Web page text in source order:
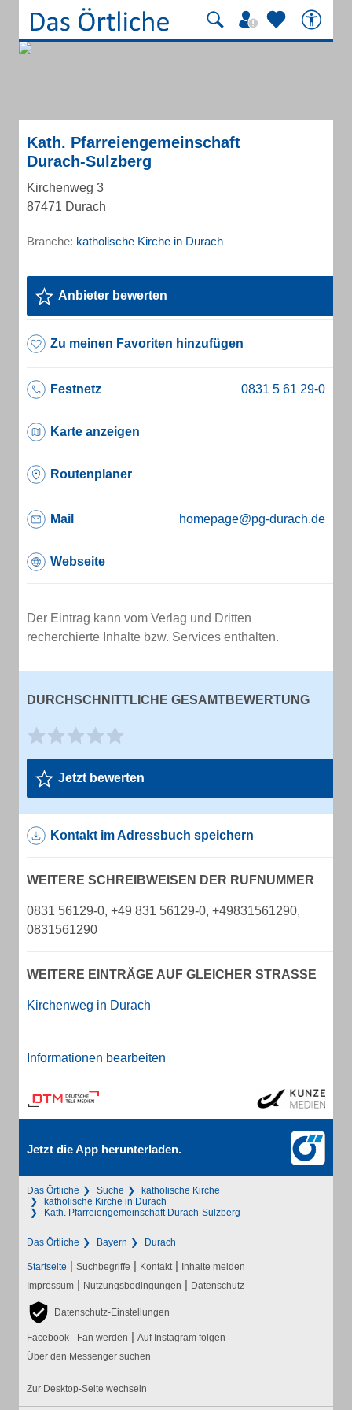
Kath. Pfarreiengemeinschaft
Durach-Sulzberg
Kirchenweg 3
87471 Durach
Branche: katholische Kirche in Durach
Anbieter bewerten
Zu meinen Favoriten hinzufügen
Festnetz
Karte anzeigen
Routenplaner
Mail homepage@pg-durach.de
Webseite
Der Eintrag kann vom Verlag und Dritten
recherchierte Inhalte bzw. Services enthalten.
DURCHSCHNITTLICHE GESAMTBEWERTUNG
Jetzt bewerten
Kontakt im Adressbuch speichern
WEITERE SCHREIBWEISEN DER RUFNUMMER
0831 56129-0, +49 831 56129-0, +49831561290,
0831561290
WEITERE EINTRÄGE AUF GLEICHER STRASSE
Kirchenweg in Durach
Informationen bearbeiten
Jetzt die App herunterladen.
Das Örtliche Suche
katholische Kirche
katholische Kirche in Durach
Kath. Pfarreiengemeinschaft Durach-Sulzberg
Das Örtliche Bayern Durach
Startseite | Suchbegriffe | Kontakt | Inhalte melden
Impressum | Nutzungsbedingungen | Datenschutz
Datenschutz-Einstellungen
Facebook - Fan werden | Auf Instagram folgen
Über den Messenger suchen
Zur Desktop-Seite wechseln